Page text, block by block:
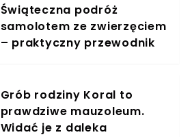
Świąteczna podróż
samolotem ze zwierzęciem
– praktyczny przewodnik
Grób rodziny Koral to
prawdziwe mauzoleum.
Widać je z daleka